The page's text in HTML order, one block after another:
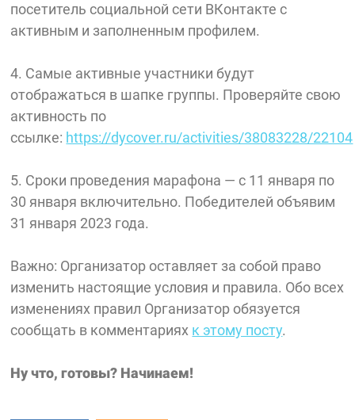
посетитель социальной сети ВКонтакте с
активным и заполненным профилем.
4. Самые активные участники будут
отображаться в шапке группы. Проверяйте свою
активность по
ссылке: https://dycover.ru/activities/38083228/22104
5. Сроки проведения марафона — с 11 января по
30 января включительно. Победителей объявим
31 января 2023 года.
Важно: Организатор оставляет за собой право
изменить настоящие условия и правила. Обо всех
изменениях правил Организатор обязуется
сообщать в комментариях к этому посту.
Ну что, готовы? Начинаем!